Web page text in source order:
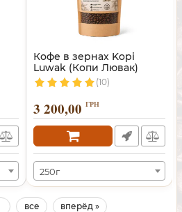
Кофе в зернах Kopi
Luwak (Копи Лювак)
(10)
3 200,00 ГРН
250г
все вперёд »